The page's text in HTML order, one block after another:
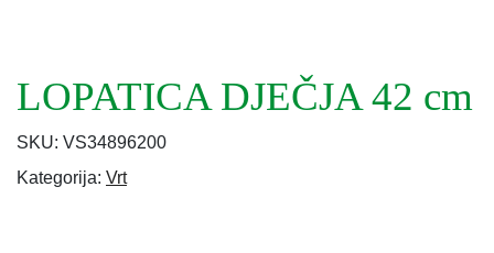
LOPATICA DJEČJA 42 cm
SKU: VS34896200
Kategorija: Vrt